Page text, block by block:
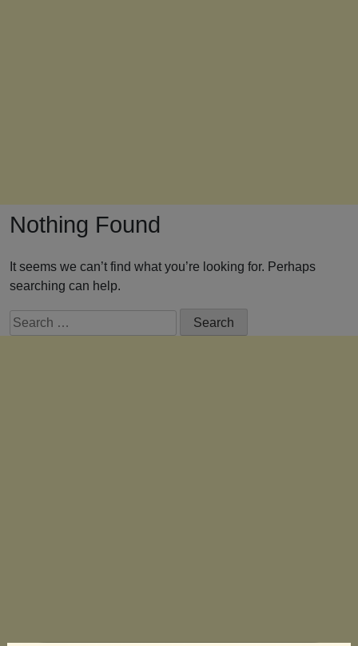
Nothing Found
It seems we can’t find what you’re looking for. Perhaps
searching can help.
Search
for: